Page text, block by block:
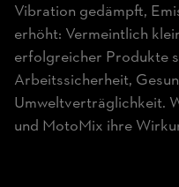
Vibration gedämpft,
erhöht: Vermeintlich
erfolgreicher Produkte
Arbeitssicherheit,
Umweltverträglichkeit.
und MotoMix ihre